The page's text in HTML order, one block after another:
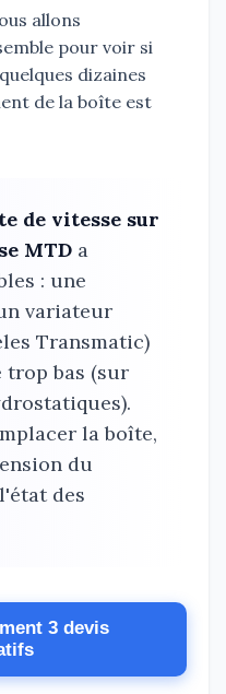
allons
pour voir si
dizaines
de la boîte est
de vitesse sur
MTD a
: une
variateur
Transmatic)
bas (sur
la boîte,
du
des
3 devis